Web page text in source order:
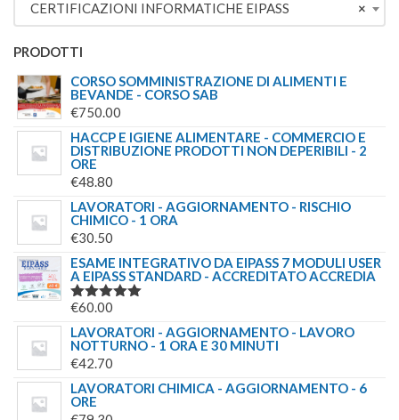
€149.00.€139.00.
×
CERTIFICAZIONI INFORMATICHE EIPASS
PRODOTTI
CORSO SOMMINISTRAZIONE DI ALIMENTI E
BEVANDE - CORSO SAB
€750.00
HACCP E IGIENE ALIMENTARE - COMMERCIO E
DISTRIBUZIONE PRODOTTI NON DEPERIBILI - 2
ORE
€48.80
LAVORATORI - AGGIORNAMENTO - RISCHIO
CHIMICO - 1 ORA
€30.50
ESAME INTEGRATIVO DA EIPASS 7 MODULI USER
A EIPASS STANDARD - ACCREDITATO ACCREDIA
VALUTATO
€60.00
LAVORATORI - AGGIORNAMENTO - LAVORO
NOTTURNO - 1 ORA E 30 MINUTI
€42.70
LAVORATORI CHIMICA - AGGIORNAMENTO - 6
ORE